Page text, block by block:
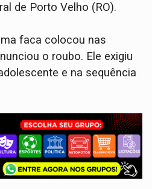
de Porto Velho (RO).
faca colocou nas
o roubo. Ele exigiu
e na sequência